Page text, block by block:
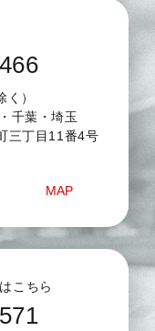
）
千葉・埼玉
三丁目11番4号
MAP
こちら